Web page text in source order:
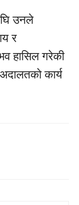
उनले
र
हासिल गरेकी
कार्य